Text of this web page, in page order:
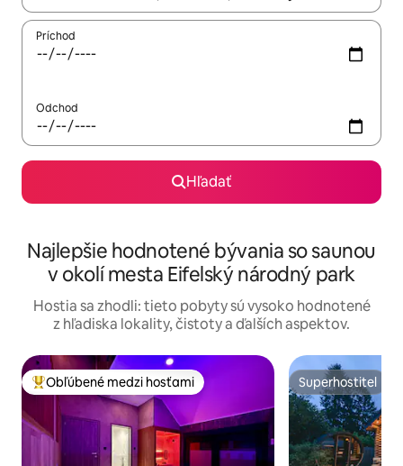
Príchod
Odchod
Hľadať
Najlepšie hodnotené bývania so saunou
v okolí mesta Eifelský národný park
Hostia sa zhodli: tieto pobyty sú vysoko hodnotené
z hľadiska lokality, čistoty a ďalších aspektov.
Najobľúbenejšie medzi hosťami
Obľúbené medzi hosťami Superhostiteľ
Superhostiteľ